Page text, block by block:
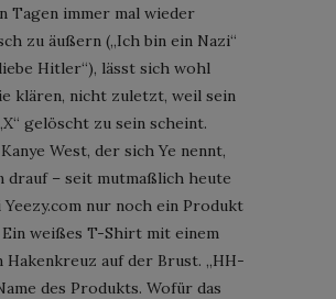
Tagen immer mal wieder
zu äußern („Ich bin ein Nazi“
Hitler“), lässt sich wohl
klären, nicht zuletzt, weil sein
gelöscht zu sein scheint.
West, der sich Ye nennt,
drauf – seit mutmaßlich heute
nur noch ein Produkt
Ein weißes T-Shirt mit einem
Hakenkreuz auf der Brust. „HH-
des Produkts. Wofür das